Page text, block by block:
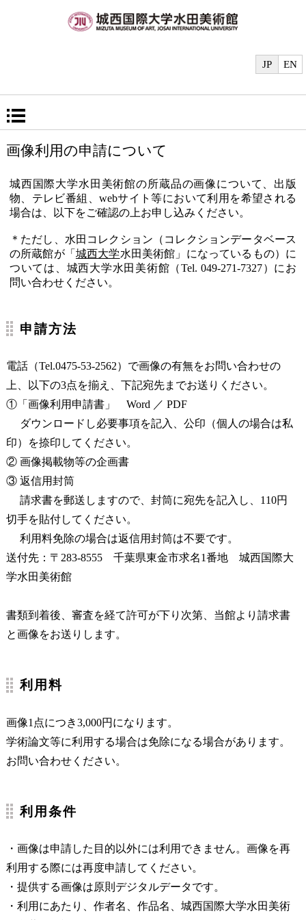
EN
JP
画像利用の申請について
城西国際大学水田美術館の所蔵品の画像について、出版
物、テレビ番組、webサイト等において利用を希望される
場合は、以下をご確認の上お申し込みください。
＊ただし、水田コレクション（コレクションデータベース
の所蔵館が「 城西大学水田美術館」になっているもの）に
ついては、城西大学水田美術館（Tel. 049-271-7327）にお
問い合わせください。
申請方法
電話（Tel.0475-53-2562）で画像の有無をお問い合わせの
上、以下の3点を揃え、下記宛先までお送りください。
①「画像利用申請書」 Word ／ PDF
ダウンロードし必要事項を記入、公印（個人の場合は私
印）を捺印してください。
② 画像掲載物等の企画書
③ 返信用封筒
請求書を郵送しますので、封筒に宛先を記入し、110円
切手を貼付してください。
利用料免除の場合は返信用封筒は不要です。
送付先：〒283-8555 千葉県東金市求名1番地 城西国際大
学水田美術館
書類到着後、審査を経て許可が下り次第、当館より請求書
と画像をお送りします。
利用料
画像1点につき3,000円になります。
学術論文等に利用する場合は免除になる場合があります。
お問い合わせください。
利用条件
・画像は申請した目的以外には利用できません。画像を再
利用する際には再度申請してください。
・提供する画像は原則デジタルデータです。
・利用にあたり、作者名、作品名、城西国際大学水田美術